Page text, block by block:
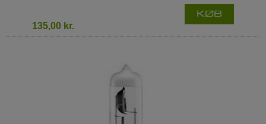
135,00 kr.
KØB